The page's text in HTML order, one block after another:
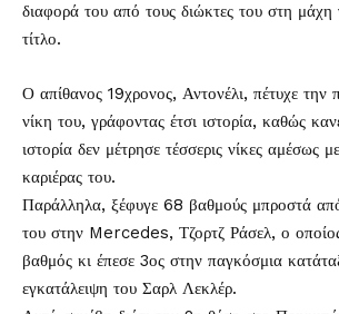
διαφορά του από τους διώκτες του στη μάχη
τίτλο.
Ο απίθανος 19χρονος, Αντονέλι, πέτυχε την
νίκη του, γράφοντας έτσι ιστορία, καθώς
ιστορία δεν μέτρησε τέσσερις νίκες αμέσως
καριέρας του.
Παράλληλα, ξέφυγε 68 βαθμούς μπροστά
του στην Mercedes, Τζορτζ Ράσελ, ο οποίος
βαθμός κι έπεσε 3ος στην παγκόσμια
εγκατάλειψη του Σαρλ Λεκλέρ.